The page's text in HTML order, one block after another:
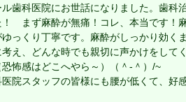
歯科医院にお世話になりました。歯科
まず麻酔が無痛！コレ、本当です！
っくり丁寧です。麻酔がしっかり効く
え、どんな時でも親切に声かけをして
怖感はどこへやら～）（＾-＾）/~
院スタッフの皆様にも腰が低くて、好